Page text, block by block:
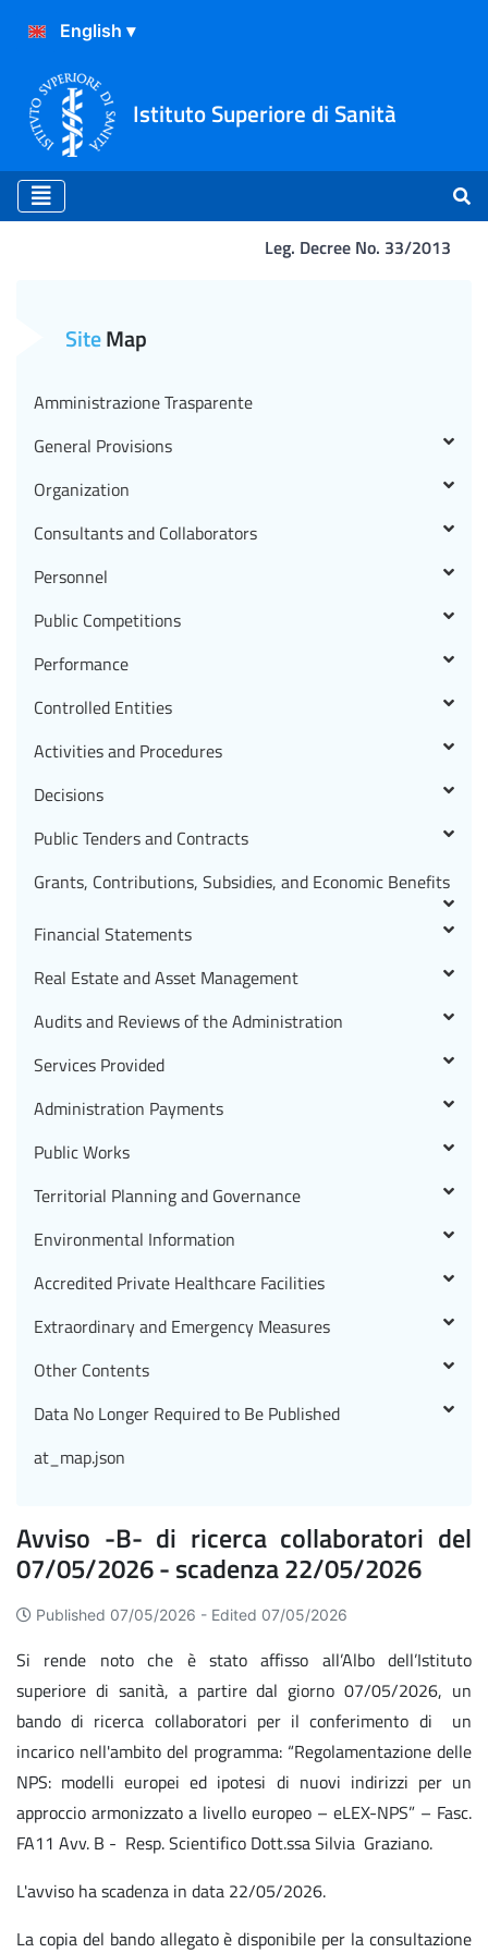
Istituto Superiore di Sanità
Leg. Decree No. 33/2013
Avviso -B- di ricerca collaboratori del
07/05/2026 - scadenza 22/05/2026
Published 07/05/2026 - Edited 07/05/2026
Si rende noto che è stato affisso all’Albo dell’Istituto
superiore di sanità, a partire dal giorno 07/05/2026, un
bando di ricerca collaboratori per il conferimento di un
incarico nell'ambito del programma: “Regolamentazione delle
NPS: modelli europei ed ipotesi di nuovi indirizzi per un
approccio armonizzato a livello europeo – eLEX-NPS” – Fasc.
FA11 Avv. B - Resp. Scientifico Dott.ssa Silvia Graziano.
L'avviso ha scadenza in data 22/05/2026.
La copia del bando allegato è disponibile per la consultazione
SiteMap
Amministrazione Trasparente
General Provisions
Organization
Consultants and Collaborators
Personnel
Public Competitions
Performance
Controlled Entities
Activities and Procedures
Decisions
Public Tenders and Contracts
Grants, Contributions, Subsidies, and Economic Benefits
Financial Statements
Real Estate and Asset Management
Audits and Reviews of the Administration
Services Provided
Administration Payments
Public Works
Territorial Planning and Governance
Environmental Information
Accredited Private Healthcare Facilities
Extraordinary and Emergency Measures
Other Contents
Data No Longer Required to Be Published
at_map.json